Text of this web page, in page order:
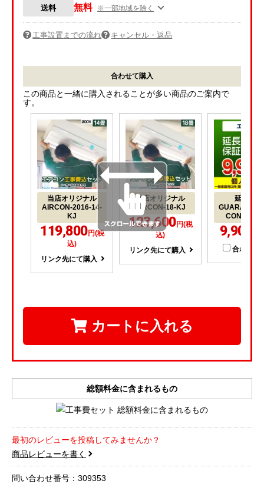
送料 無料 ※一部地域を除く
工事設置までの流れ キャンセル・返品
合わせて購入
この商品と一緒に購入されることが多い商品のご案内で
す。
当店オリジナル
AIRCON-2016-14-
KJ
119,800円(税
込)
リンク先にて購入
当店オリジナル
AIRCON-18-KJ
123,600円(税
込)
リンク先にて購入
延長保証
CON-
9,900
合わせて
カートに入れる
総額料金に含まれるもの
最初のレビューを投稿してみませんか？
商品レビューを書く
問い合わせ番号：309353